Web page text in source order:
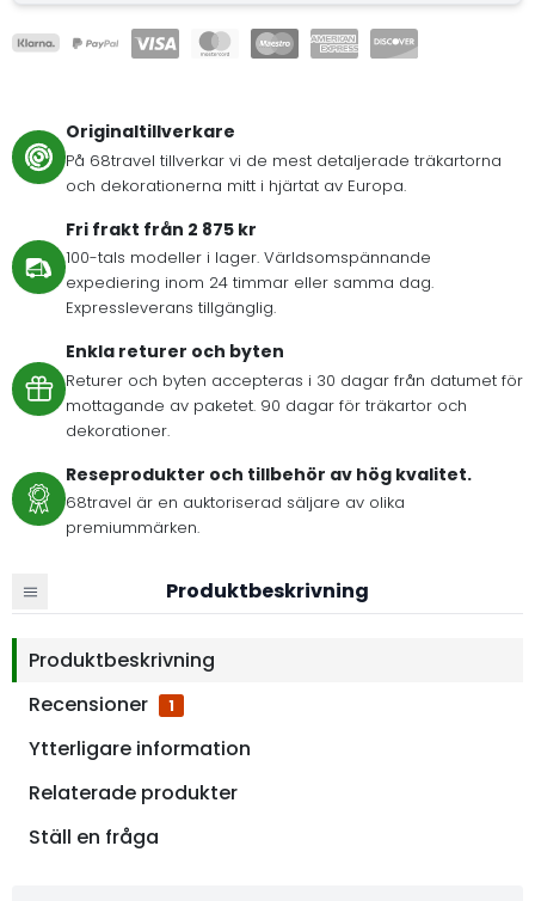
Originaltillverkare
På 68travel tillverkar vi de mest detaljerade träkartorna
och dekorationerna mitt i hjärtat av Europa.
Fri frakt från 2 875 kr
100-tals modeller i lager. Världsomspännande
expediering inom 24 timmar eller samma dag.
Expressleverans tillgänglig.
Enkla returer och byten
Returer och byten accepteras i 30 dagar från datumet för
mottagande av paketet. 90 dagar för träkartor och
dekorationer.
Reseprodukter och tillbehör av hög kvalitet.
68travel är en auktoriserad säljare av olika
premiummärken.
Produktbeskrivning
Produktbeskrivning
Recensioner
1
Ytterligare information
Relaterade produkter
Ställ en fråga